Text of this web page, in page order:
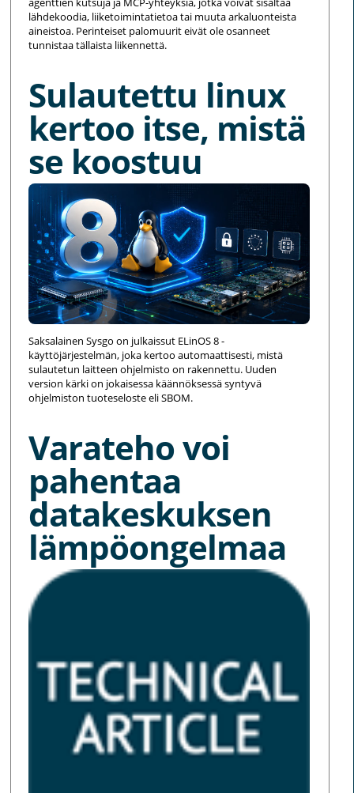
lähdekoodia, liiketoimintatietoa tai muuta arkaluonteista
aineistoa. Perinteiset palomuurit eivät ole osanneet
tunnistaa tällaista liikennettä.
Sulautettu linux
kertoo itse, mistä
se koostuu
Saksalainen Sysgo on julkaissut ELinOS 8 -
käyttöjärjestelmän, joka kertoo automaattisesti, mistä
sulautetun laitteen ohjelmisto on rakennettu. Uuden
version kärki on jokaisessa käännöksessä syntyvä
ohjelmiston tuoteseloste eli SBOM.
Varateho voi
pahentaa
datakeskuksen
lämpöongelmaa